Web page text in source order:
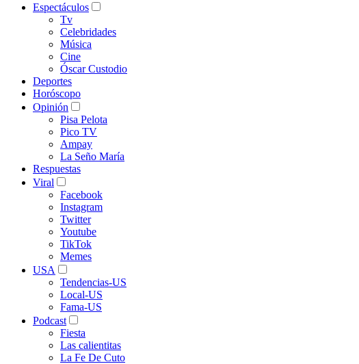
Espectáculos
Tv
Celebridades
Música
Cine
Óscar Custodio
Deportes
Horóscopo
Opinión
Pisa Pelota
Pico TV
Ampay
La Seño María
Respuestas
Viral
Facebook
Instagram
Twitter
Youtube
TikTok
Memes
USA
Tendencias-US
Local-US
Fama-US
Podcast
Fiesta
Las calientitas
La Fe De Cuto